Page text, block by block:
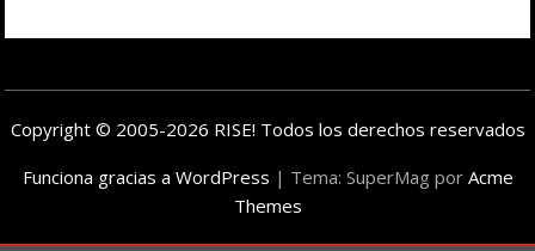
Copyright © 2005-2026 RISE! Todos los derechos reservados
Funciona gracias a WordPress | Tema: SuperMag por Acme
Themes